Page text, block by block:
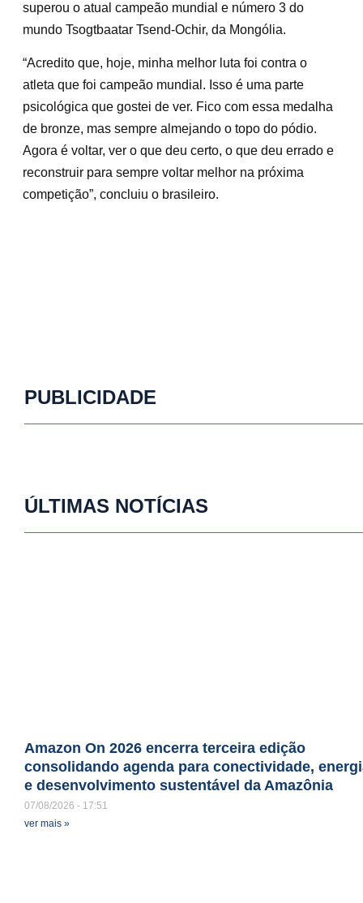
superou o atual campeão mundial e número 3 do
mundo Tsogtbaatar Tsend-Ochir, da Mongólia.
“Acredito que, hoje, minha melhor luta foi contra o
atleta que foi campeão mundial. Isso é uma parte
psicológica que gostei de ver. Fico com essa medalha
de bronze, mas sempre almejando o topo do pódio.
Agora é voltar, ver o que deu certo, o que deu errado e
reconstruir para sempre voltar melhor na próxima
competição”, concluiu o brasileiro.
PUBLICIDADE
ÚLTIMAS NOTÍCIAS
Amazon On 2026 encerra terceira edição
consolidando agenda para conectividade,
e desenvolvimento sustentável da Amazônia
07/08/2026
17:51
ver mais »